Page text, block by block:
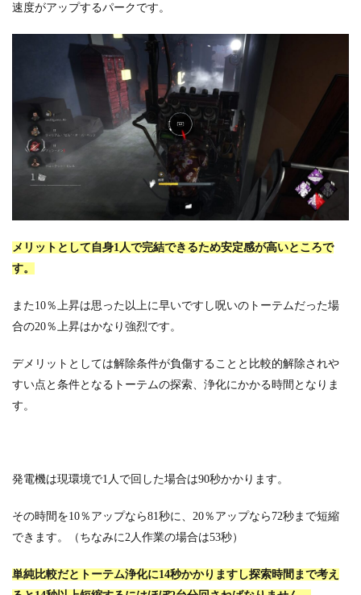
速度がアップするパークです。
メリットとして自身1人で完結できるため安定感が高いところで
す。
また10％上昇は思った以上に早いですし呪いのトーテムだった場
合の20％上昇はかなり強烈です。
デメリットとしては解除条件が負傷することと比較的解除されや
すい点と条件となるトーテムの探索、浄化にかかる時間となりま
す。
発電機は現環境で1人で回した場合は90秒かかります。
その時間を10％アップなら81秒に、20％アップなら72秒まで短縮
できます。（ちなみに2人作業の場合は53秒）
単純比較だとトーテム浄化に14秒かかりますし探索時間まで考え